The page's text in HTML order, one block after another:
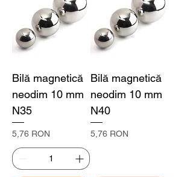
Bilă magnetică
neodim 10 mm
N35
Preț
5,76 RON
Bilă magnetică
neodim 10 mm
N40
Preț
5,76 RON